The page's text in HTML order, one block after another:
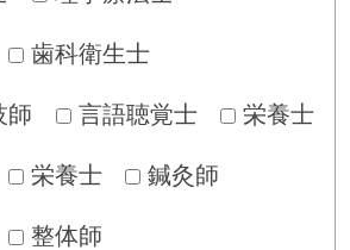
歯科衛生士
師 言語聴覚士 栄養士
栄養士 鍼灸師
整体師